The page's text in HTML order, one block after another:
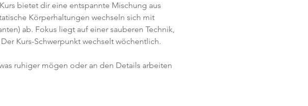
bietet dir eine entspannte Mischung aus
Körperhaltungen wechseln sich mit
ab. Fokus liegt auf einer sauberen Technik,
Kurs-Schwerpunkt wechselt wöchentlich.
ruhiger mögen oder an den Details arbeiten